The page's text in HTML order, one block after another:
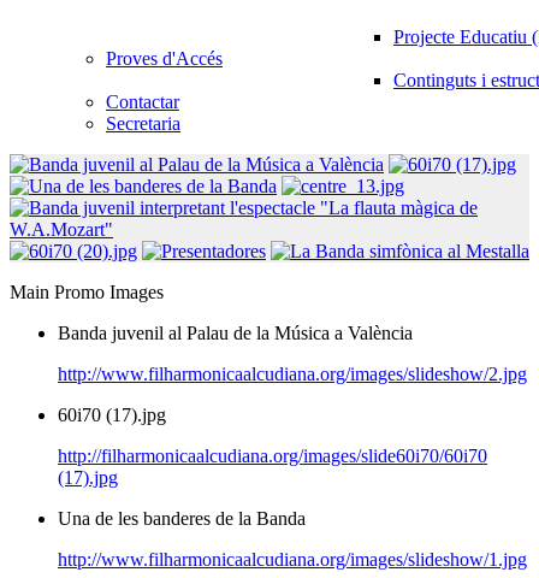
Projecte Educatiu
Proves d'Accés
Continguts i
Contactar
Secretaria
Main Promo Images
Banda juvenil al Palau de la Música a València
http://www.filharmonicaalcudiana.org/images/slideshow/2.jpg
60i70 (17).jpg
http://filharmonicaalcudiana.org/images/slide60i70/60i70
(17).jpg
Una de les banderes de la Banda
http://www.filharmonicaalcudiana.org/images/slideshow/1.jpg